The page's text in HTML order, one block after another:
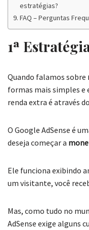
estratégias?
FAQ – Perguntas
1ª
Quando falamos sobre
formas mais simples e
renda extra é através
O Google AdSense é
deseja começar a
Ele funciona exibindo
um visitante, você
Mas, como tudo no
AdSense exige alguns